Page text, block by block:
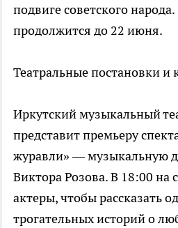
подвиге советского
продолжится до 22 июня.
Театральные постановки и
Иркутский музыкальный
представит премьеру
журавли» — музыкальную
Виктора Розова. В 18:00 на
актеры, чтобы рассказать
трогательных историй о